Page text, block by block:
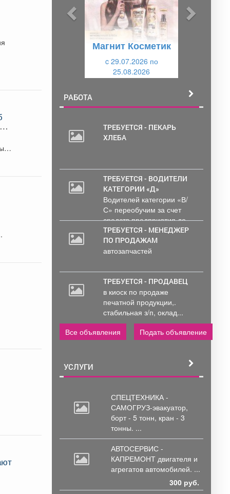
Магнит Косметик
c 29.07.2026 по
25.08.2026
РАБОТА
ТРЕБУЕТСЯ - ПЕКАРЬ
ХЛЕБА
ТРЕБУЕТСЯ - ВОДИТЕЛИ
КАТЕГОРИИ «Д»
Водителей категории «В/
С» переобучим за счет
средств предприятия до...
ТРЕБУЕТСЯ - МЕНЕДЖЕР
ПО ПРОДАЖАМ
автозапчастей
ТРЕБУЕТСЯ - ПРОДАВЕЦ
в киоск по продаже
печатной продукции,.
стабильная з/п, оклад...
Все объявления
Подать объявление
УСЛУГИ
СПЕЦТЕХНИКА -
САМОГРУЗ-эвакуатор,
борт - 5 тонн, кран - 3
тонны. ...
АВТОСЕРВИС -
КАПРЕМОНТ двигателя и
агрегатов автомобилей. ...
300 руб.